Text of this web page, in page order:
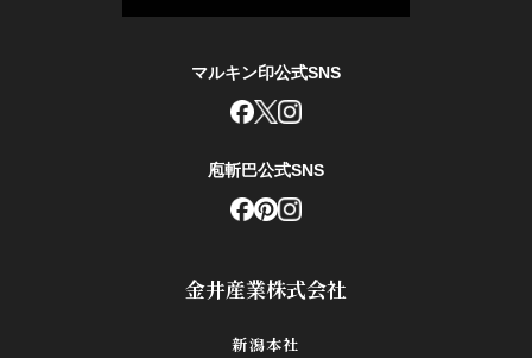
金井産業株式会社
新潟本社
マルキン印公式SNS
庖斬巴公式SNS